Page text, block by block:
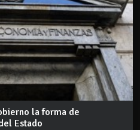
la forma de
Estado